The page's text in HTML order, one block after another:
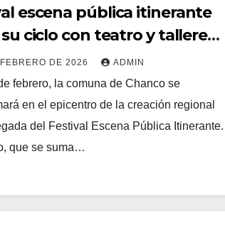
escena pública itinerante
ciclo con teatro y talleres
en chanco
DE 2026 ADMIN
febrero, la comuna de Chanco se
en el epicentro de la creación regional
del Festival Escena Pública Itinerante.
que se suma…